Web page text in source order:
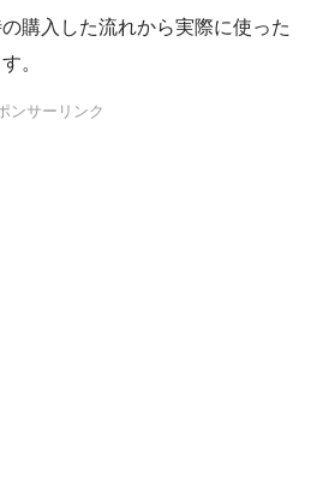
購入した流れから実際に使った
。
ンサーリンク